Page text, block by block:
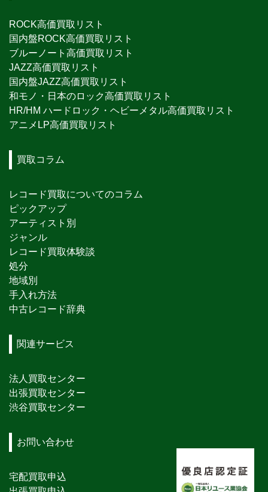
ROCK高価買取リスト
国内盤ROCK高価買取リスト
ブルーノート高価買取リスト
JAZZ高価買取リスト
国内盤JAZZ高価買取リスト
和モノ・日本のロック高価買取リスト
HR/HM ハードロック・ヘビーメタル高価買取リスト
アニメLP高価買取リスト
買取コラム
レコード買取についてのコラム
ピックアップ
アーティスト別
ジャンル
レコード買取体験談
処分
地域別
手入れ方法
中古レコード辞典
関連サービス
法人買取センター
出張買取センター
渋谷買取センター
お問い合わせ
宅配買取申込